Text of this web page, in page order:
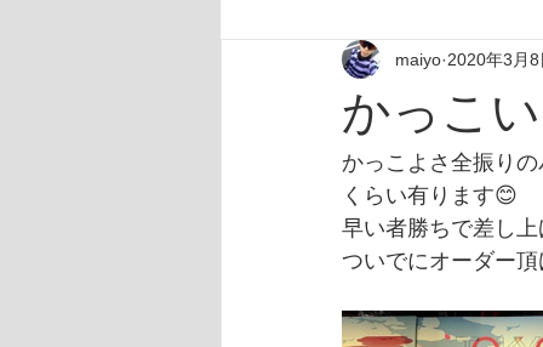
お知らせ
かっこ
maiyo 2020年3月8
かっこよさ全振り
くらい有ります😊
早い者勝ちで差し上
ついでにオーダー